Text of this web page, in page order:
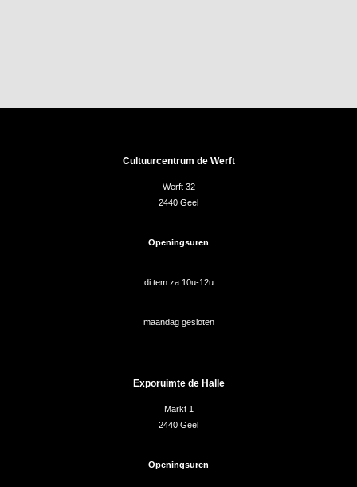
Cultuurcentrum de Werft
Werft 32
2440 Geel
Openingsuren
di tem za 10u-12u
maandag gesloten
Exporuimte de Halle
Markt 1
2440 Geel
Openingsuren